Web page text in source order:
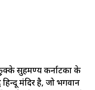
सुब्रहमण्य कर्नाटका के
मंदिर है, जो भगवान